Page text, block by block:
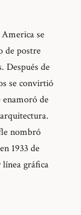
se
de postre
Después de
se convirtió
de
nombró
1933 de
línea gráfica